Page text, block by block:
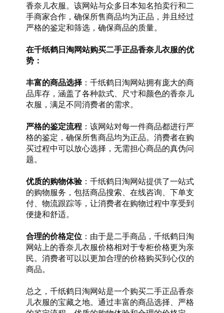
香奈儿衣服。该网站与众多日本知名拍卖行和二
手商家合作，确保所售商品均为正品，并且经过
严格的鉴定和筛选，确保商品的质量。
在千纸鹤日淘网站购买二手正品香奈儿衣服的优
势：
丰富的商品选择：千纸鹤日淘网站拥有庞大的商
品库存，涵盖了各种款式、尺寸和颜色的香奈儿
衣服，满足不同消费者的需求。
严格的鉴定流程：该网站对每一件商品都进行严
格的鉴定，确保所售商品均为正品。消费者在购
买过程中可以放心选择，无需担心商品的真伪问
题。
优质的购物体验：千纸鹤日淘网站提供了一站式
的购物服务，包括商品搜索、在线咨询、下单支
付、物流跟踪等，让消费者在购物过程中享受到
便捷和舒适。
合理的价格定位：由于是二手商品，千纸鹤日淘
网站上的香奈儿衣服价格相对于专柜价格更为亲
民。消费者可以以更加合理的价格购买到心仪的
商品。
总之，千纸鹤日淘网站是一个购买二手正品香奈
儿衣服的宝藏之地。通过丰富的商品选择、严格